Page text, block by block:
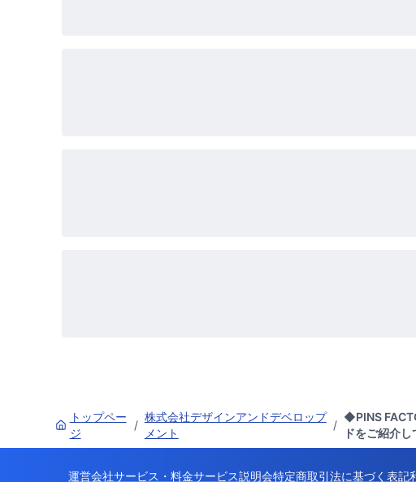
トップペー
ジ
/
株式会社デザインアンドデベロップ
メント
/
◆PINS
ドをご紹介し
運営会社サービス・料金サービス説明会特定商取引法に基づく表記